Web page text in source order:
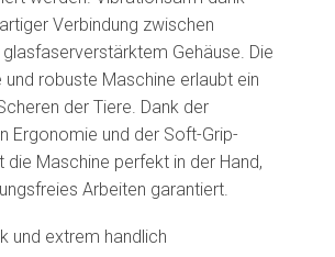
Verbindung zwischen
Gehäuse. Die
und robuste Maschine erlaubt ein
der Tiere. Dank der
Ergonomie und der Soft-Grip-
die Maschine perfekt in der Hand,
Arbeiten garantiert.
und extrem handlich